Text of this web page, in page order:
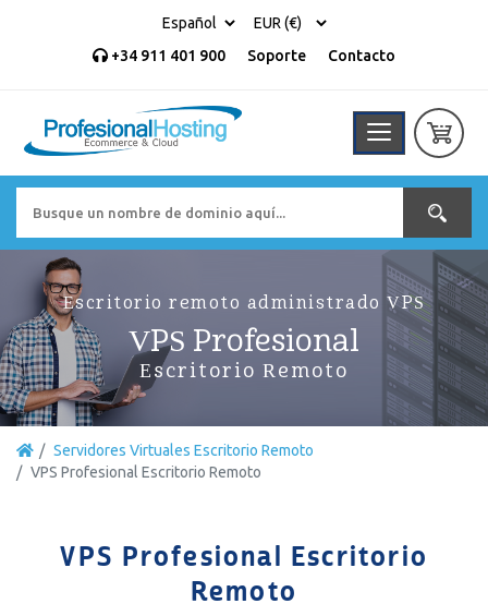
+34 911 401 900 Soporte Contacto
Escritorio remoto administrado VPS
VPS Profesional
Escritorio Remoto
Servidores Virtuales Escritorio Remoto
VPS Profesional Escritorio Remoto
VPS Profesional Escritorio
Remoto